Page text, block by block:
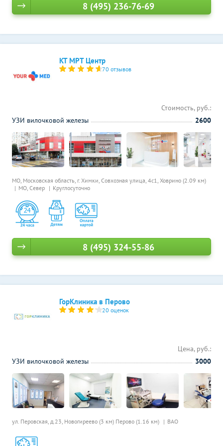
8 (495) 236-76-69
КТ МРТ Центр
70 отзывов
МО, Московская область, г. Химки, Совхозная улица, 4с1, Ховрино (2.09 км)
МО, Север
Круглосуточно
Стоимость, руб.:
УЗИ вилочковой железы
2600
8 (495) 324-55-86
ГорКлиника в Перово
20 оценок
ул. Перовская, д.23, Новогиреево (3 км) Перово (1.16 км) ВАО
Цена, руб.:
УЗИ вилочковой железы
3000